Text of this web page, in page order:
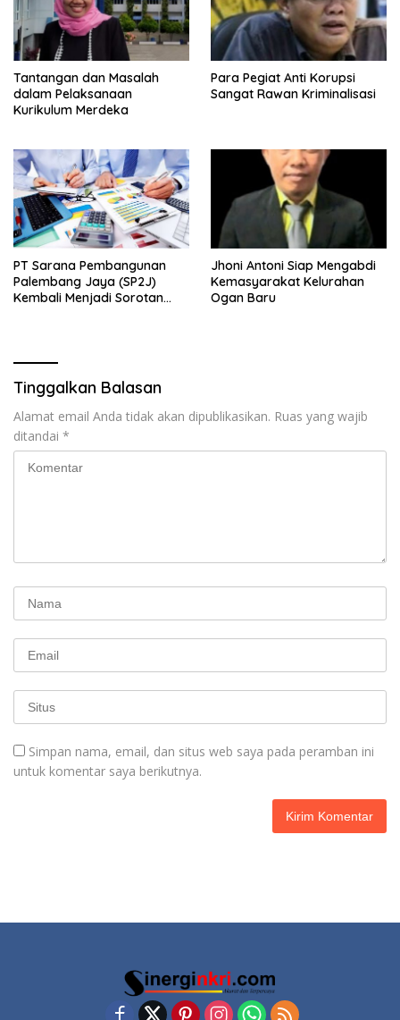
Tantangan dan Masalah
dalam Pelaksanaan
Kurikulum Merdeka
Para Pegiat Anti Korupsi
Sangat Rawan Kriminalisasi
PT Sarana Pembangunan
Palembang Jaya (SP2J)
Kembali Menjadi Sorotan
Jhoni Antoni Siap Mengabdi
Kemasyarakat Kelurahan
Ogan Baru
Tinggalkan Balasan
Alamat email Anda tidak akan dipublikasikan. Ruas yang wajib
ditandai *
Simpan nama, email, dan situs web saya pada peramban ini
untuk komentar saya berikutnya.